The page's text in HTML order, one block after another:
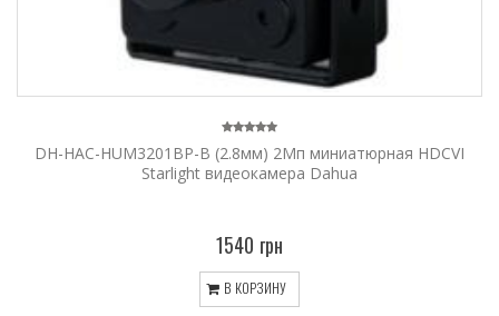
DH-HAC-HUM3201BP-B (2.8мм) 2Мп миниатюрная HDCVI
Starlight видеокамера Dahua
1540 грн
В КОРЗИНУ